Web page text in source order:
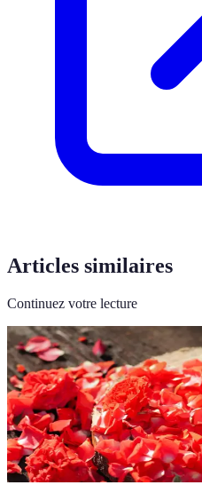
Articles similaires
Continuez votre lecture